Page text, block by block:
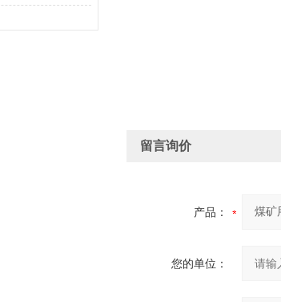
留言询价
产品：
您的单位：